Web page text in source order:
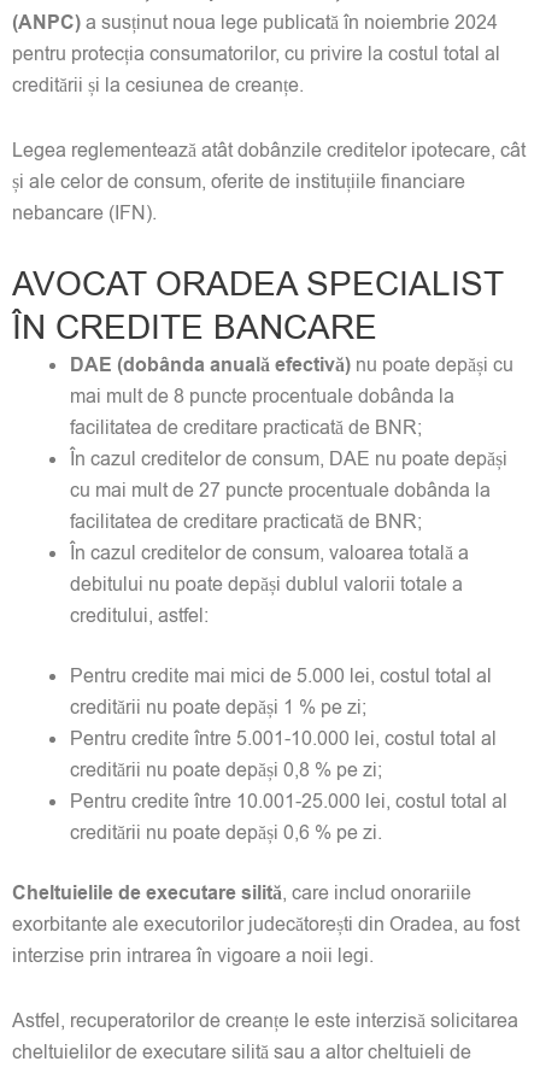
(ANPC)a susținut noua lege publicată în noiembrie 2024
pentru protecția consumatorilor, cu privire la costul total al
creditării și la cesiunea de creanțe.
Legea reglementează atât dobânzile creditelor ipotecare, cât
și ale celor de consum, oferite de instituțiile financiare
nebancare (IFN).
AVOCAT ORADEA SPECIALIST
ÎN CREDITE BANCARE
DAE (dobânda anuală efectivă) nu poate depăși cu
mai mult de 8 puncte procentuale dobânda la
facilitatea de creditare practicată de BNR;
În cazul creditelor de consum, DAE nu poate depăși
cu mai mult de 27 puncte procentuale dobânda la
facilitatea de creditare practicată de BNR;
În cazul creditelor de consum, valoarea totală a
debitului nu poate depăși dublul valorii totale a
creditului, astfel:
Pentru credite mai mici de 5.000 lei, costul total al
creditării nu poate depăși 1 % pe zi;
Pentru credite între 5.001-10.000 lei, costul total al
creditării nu poate depăși 0,8 % pe zi;
Pentru credite între 10.001-25.000 lei, costul total al
creditării nu poate depăși 0,6 % pe zi.
Cheltuielile de executare silită, care includ onorariile
exorbitante ale executorilor judecătorești din Oradea, au fost
interzise prin intrarea în vigoare a noii legi.
Astfel, recuperatorilor de creanțe le este interzisă solicitarea
cheltuielilor de executare silită sau a altor cheltuieli de